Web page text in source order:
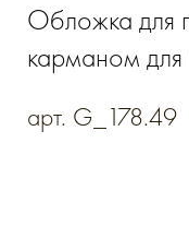
Обложка для
карманом
натуральной
арт. G_178.49